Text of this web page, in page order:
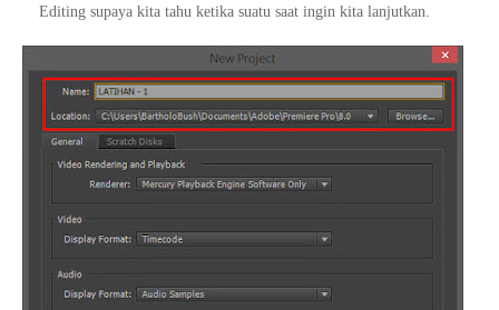
Editing supaya kita tahu ketika suatu saat ingin kita lanjutkan.